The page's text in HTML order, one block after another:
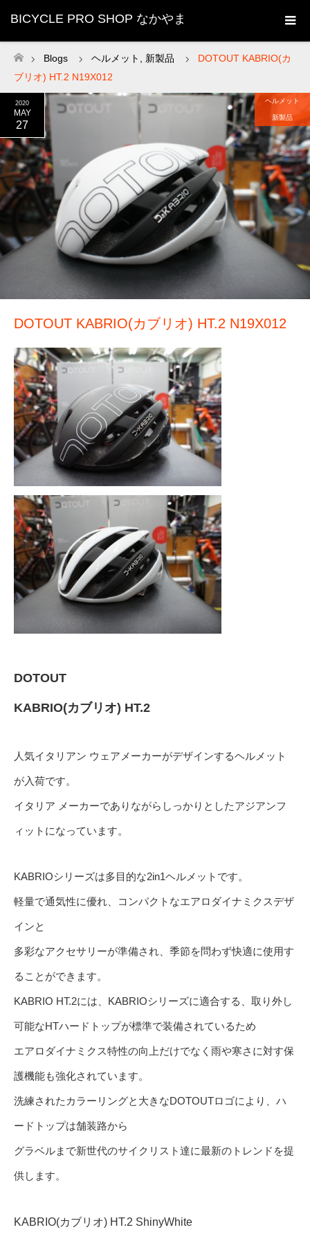
BICYCLE PRO SHOP なかやま
ホーム
Blogs ヘルメット 新製品
DOTOUT KABRIO(カ
ブリオ) HT.2 N19X012
2020
MAY
27
ヘルメット
新製品
DOTOUT KABRIO(カブリオ) HT.2 N19X012
DOTOUT
KABRIO(カブリオ) HT.2
人気イタリアン ウェアメーカーがデザインするヘルメット
が入荷です。
イタリア メーカーでありながらしっかりとしたアジアンフ
ィットになっています。
KABRIOシリーズは多目的な2in1ヘルメットです。
軽量で通気性に優れ、コンパクトなエアロダイナミクスデザ
インと
多彩なアクセサリーが準備され、季節を問わず快適に使用す
ることができます。
KABRIO HT.2には、KABRIOシリーズに適合する、取り外し
可能なHTハードトップが標準で装備されているため
エアロダイナミクス特性の向上だけでなく雨や寒さに対す保
護機能も強化されています。
洗練されたカラーリングと大きなDOTOUTロゴにより、ハ
ードトップは舗装路から
グラベルまで新世代のサイクリスト達に最新のトレンドを提
供します。
KABRIO(カブリオ) HT.2 ShinyWhite